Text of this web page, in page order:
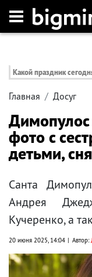
Какой праздник
Главная Досуг
Димопулос
фото с
детьми,
Санта
Андрея
Кучеренко, а
20 июня 2025, 14:04 Автор: